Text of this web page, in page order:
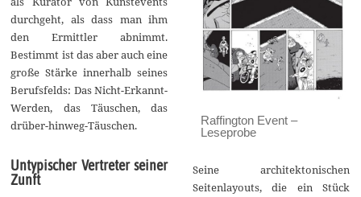
durchgeht, als dass man ihm
den Ermittler abnimmt.
Bestimmt ist das aber auch eine
große Stärke innerhalb seines
Berufsfelds: Das Nicht-Erkannt-
Werden, das Täuschen, das
drüber-hinweg-Täuschen.
Untypischer Vertreter seiner
Zunft
Raffington Event –
Leseprobe
Seine architektonischen
Seitenlayouts, die ein Stück